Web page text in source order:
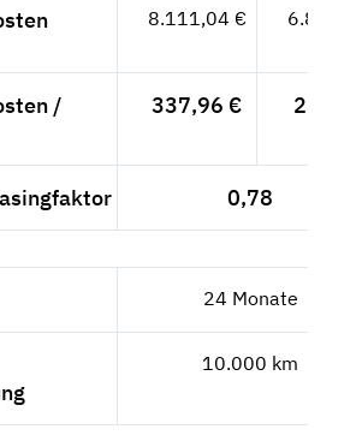
8.111,04 €
6.816,-
/
337,96 €
284,-
0,78
24 Monate
10.000 km